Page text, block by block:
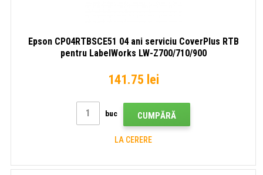
Epson CP04RTBSCE51 04 ani serviciu CoverPlus RTB
pentru LabelWorks LW-Z700/710/900
141.75 lei
buc CUMPĂRĂ
LA CERERE